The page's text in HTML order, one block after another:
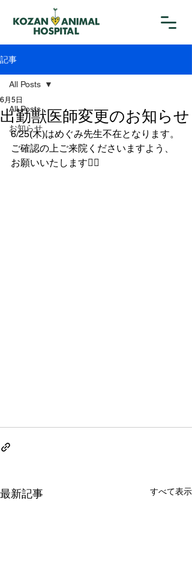
記事
All Posts
お知らせ
All Posts
出勤獣医師変更のお知らせ
6月5日
6/25(木)はめぐみ先生不在となります。
ご確認の上ご来院くださいますよう、
お願いいたします🙇‍♀️
最新記事 すべて表示